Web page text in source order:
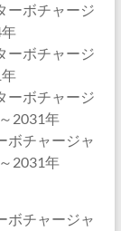
ボチャージ
ボチャージ
ボチャージ
2031年
ボチャージャ
2031年
ボチャージャ